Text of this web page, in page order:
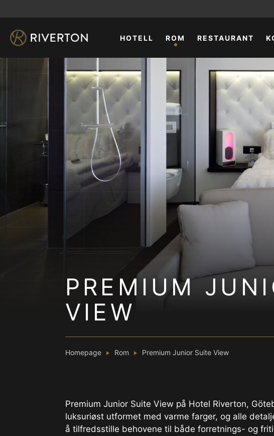
HOTELL ROM RESTAURANT
PREMIUM
VIEW
Homepage Rom Premium Junior Suite View
Premium Junior Suite View på Hotel Riverton,
luksuriøst utformet med varme farger, og alle
å tilfredsstille behovene til både forretnings- og